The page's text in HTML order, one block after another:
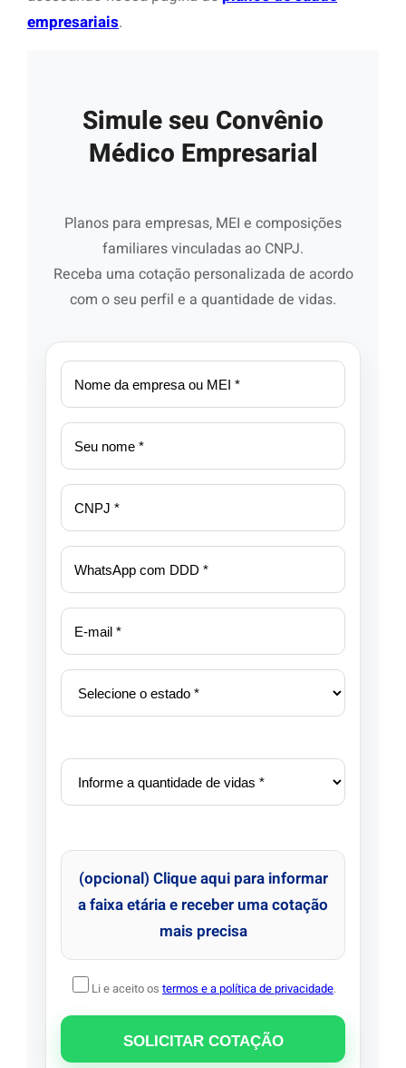
empresariais.
Simule seu Convênio
Médico Empresarial
Planos para empresas, MEI e composições
familiares vinculadas ao CNPJ.
Receba uma cotação personalizada de acordo
com o seu perfil e a quantidade de vidas.
(opcional) Clique aqui para informar
a faixa etária e receber uma cotação
mais precisa
Li e aceito os termos e a política de privacidade.